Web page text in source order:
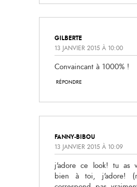
GILBERTE
13 JANVIER 2015 À 10:00
Convaincant à 1000% !
RÉPONDRE
FANNY-BIBOU
13 JANVIER 2015 À 10:09
j'adore ce look! tu as
bien à toi, j'adore!